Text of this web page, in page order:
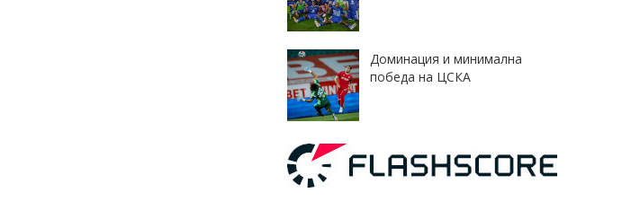
Доминация и минимална
победа на ЦСКА